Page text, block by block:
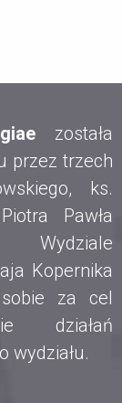
została
przez trzech
ks.
Pawła
Wydziale
Kopernika
za cel
działań
wydziału.